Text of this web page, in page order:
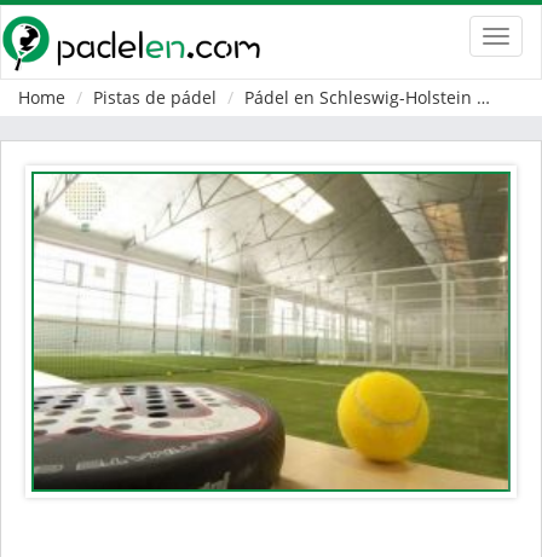
Home
Pistas de pádel Pádel en Schleswig-Holstein